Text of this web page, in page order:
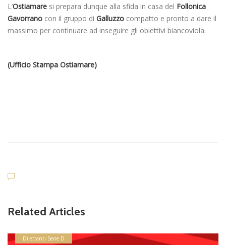
L’Ostiamare si prepara dunque alla sfida in casa del Follonica
Gavorrano con il gruppo di Galluzzo compatto e pronto a dare il
massimo per continuare ad inseguire gli obiettivi biancoviola.
(Ufficio Stampa Ostiamare)
Related Articles
Dilettanti Serie D